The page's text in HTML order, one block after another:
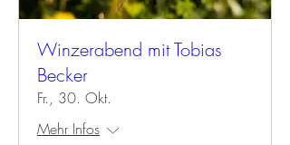
Winzerabend mit Tobias
Becker
Fr., 30. Okt.
Mehr Infos